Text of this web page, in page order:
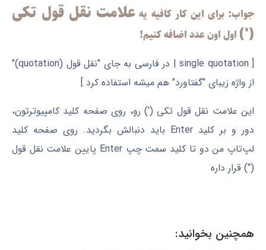
جواب: برای این کار کافیه یهعلامت نقل قول تکی
(')اول اون عدد اضافه کنیم!
[ single quotation | در فارسی به جای "نقل قول (quotation)"
از واژه زیبای "گفتاورد" هم میشه استفاده کرد ]
این علامت نقل قول تکی (') رو، روی صفحه کلید کامپیوترتون،
دور و بر کلید Enter باید دنبالش بگردید. روی صفحه کلید
لپ‌تاپ من دو تا کلید سمت چپ Enter پایین علامت نقل قول
(") قرار داره
همچنین بخوانید: